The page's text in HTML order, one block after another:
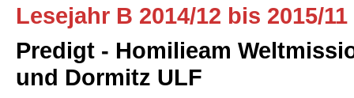
Lesejahr B 2014/12 bis 2015/11
Predigt - Homilieam
und Dormitz ULF